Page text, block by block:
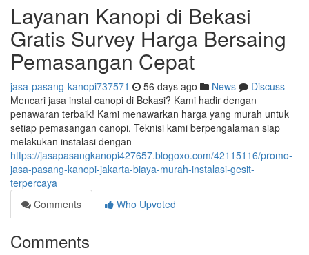
Layanan Kanopi di Bekasi
Gratis Survey Harga Bersaing
Pemasangan Cepat
jasa-pasang-kanopi737571 56 days ago News
Discuss
Mencari jasa instal canopi di Bekasi? Kami hadir dengan
penawaran terbaik! Kami menawarkan harga yang murah untuk
setiap pemasangan canopi. Teknisi kami berpengalaman siap
melakukan instalasi dengan
https://jasapasangkanopi427657.blogoxo.com/42115116/promo-
jasa-pasang-kanopi-jakarta-biaya-murah-instalasi-gesit-
terpercaya
Comments
Who Upvoted
Comments